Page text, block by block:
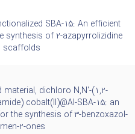
SBA-15: An efficient
synthesis of 2-azapyrrolizidine
scaffolds
dichloro N,N'-(1,2-
cobalt(II)@Al-SBA-15: an
the synthesis of 3-benzoxazol-
2-ones